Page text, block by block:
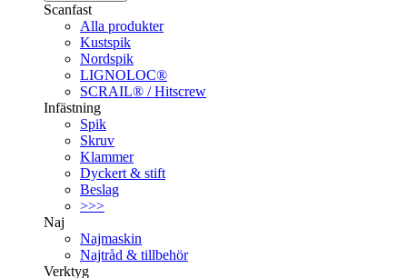
Scanfast
Alla produkter
Kustspik
Nordspik
LIGNOLOC®
SCRAIL® / Hitscrew
Infästning
Spik
Skruv
Klammer
Dyckert & stift
Beslag
>>>
Naj
Najmaskin
Najtråd & tillbehör
Verktyg